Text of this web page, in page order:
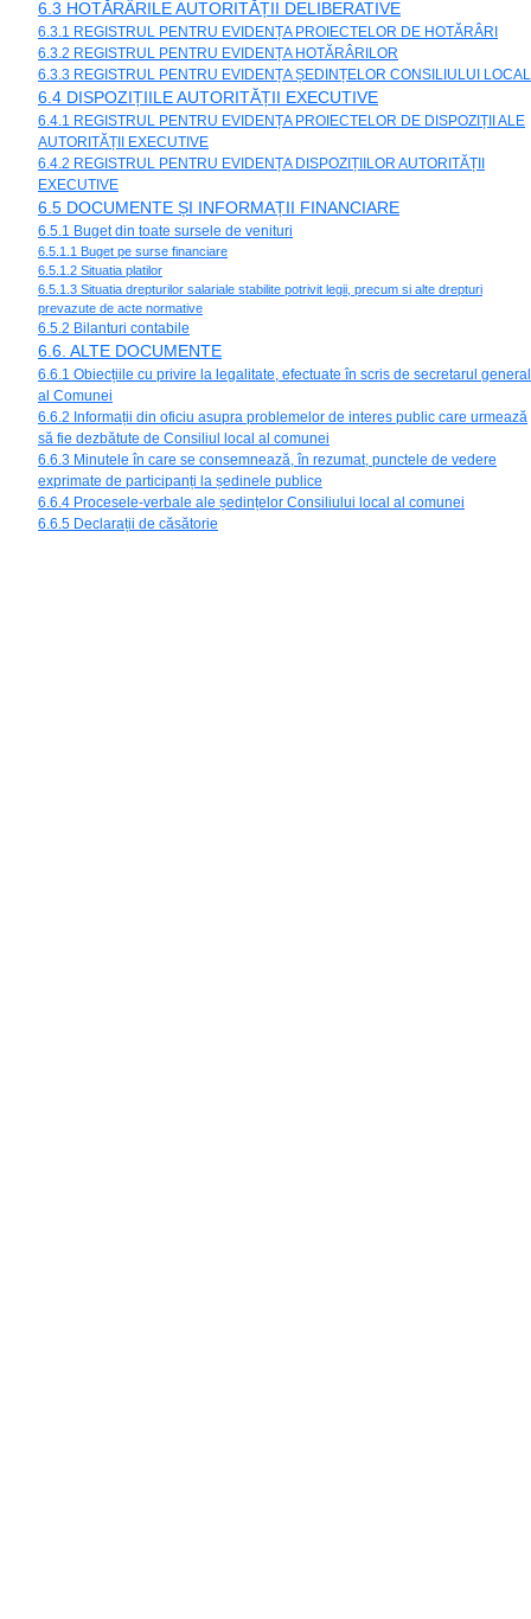
6.3 HOTĂRÂRILE AUTORITĂȚII DELIBERATIVE
6.3.1 REGISTRUL PENTRU EVIDENȚA PROIECTELOR DE HOTĂRÂRI
6.3.2 REGISTRUL PENTRU EVIDENȚA HOTĂRÂRILOR
6.3.3 REGISTRUL PENTRU EVIDENȚA ȘEDINȚELOR CONSILIULUI LOCAL
6.4 DISPOZIȚIILE AUTORITĂȚII EXECUTIVE
6.4.1 REGISTRUL PENTRU EVIDENȚA PROIECTELOR DE DISPOZIȚII ALE
AUTORITĂȚII EXECUTIVE
6.4.2 REGISTRUL PENTRU EVIDENȚA DISPOZIȚIILOR AUTORITĂȚII
EXECUTIVE
6.5 DOCUMENTE ȘI INFORMAȚII FINANCIARE
6.5.1 Buget din toate sursele de venituri
6.5.1.1 Buget pe surse financiare
6.5.1.2 Situatia platilor
6.5.1.3 Situatia drepturilor salariale stabilite potrivit legii, precum si alte drepturi
prevazute de acte normative
6.5.2 Bilanturi contabile
6.6. ALTE DOCUMENTE
6.6.1 Obiecțiile cu privire la legalitate, efectuate în scris de secretarul general
al Comunei
6.6.2 Informații din oficiu asupra problemelor de interes public care urmează
să fie dezbătute de Consiliul local al comunei
6.6.3 Minutele în care se consemnează, în rezumat, punctele de vedere
exprimate de participanți la ședinele publice
6.6.4 Procesele-verbale ale ședințelor Consiliului local al comunei
6.6.5 Declarații de căsătorie